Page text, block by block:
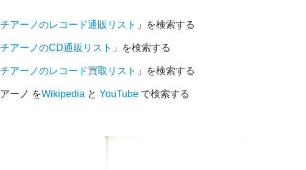
アーノのレコード通販リスト 」を検索する
アーノのCD通販リスト 」を検索する
アーノのレコード買取リスト 」を検索する
アーノ をWikipedia と YouTube で検索する